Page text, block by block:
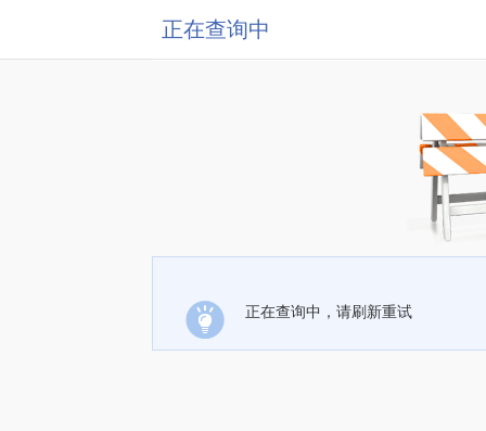
正在查询中
正在查询中，请刷新重试